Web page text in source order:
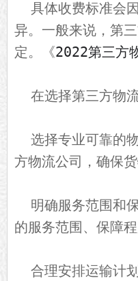
具体收费标准会
异。一般来说，第
定。
《2022第三方
在选择第三方物
选择专业可靠的
方物流公司，确保
明确服务范围和
的服务范围、保障
合理安排运输计